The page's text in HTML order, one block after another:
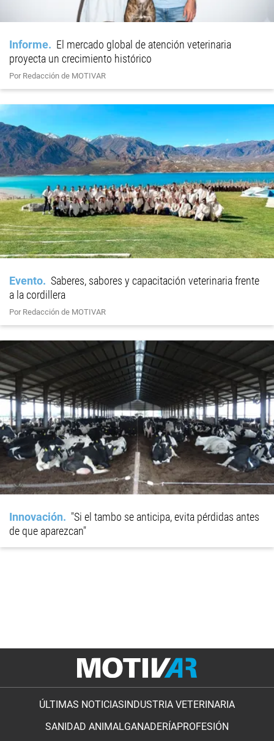
Informe
El mercado global de atención veterinaria
proyecta un crecimiento histórico
Por Redacción de MOTIVAR
Evento
Saberes, sabores y capacitación veterinaria frente
a la cordillera
Por Redacción de MOTIVAR
Innovación
"Si el tambo se anticipa, evita pérdidas antes
de que aparezcan"
ÚLTIMAS NOTICIAS INDUSTRIA VETERINARIA
SANIDAD ANIMALGANADERÍAPROFESIÓN